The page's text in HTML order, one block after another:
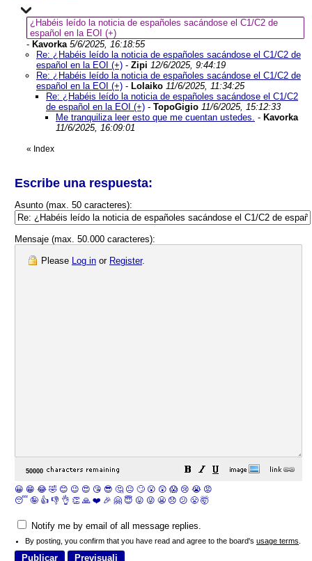
¿Habéis leído la noticia de españoles sacándose el C1/C2 de
español en la EOI (+)
- Kavorka 5/6/2025, 16:18:55
Re: ¿Habéis leído la noticia de españoles sacándose el C1/C2 de
español en la EOI (+) - Zipi 12/6/2025, 9:44:19
Re: ¿Habéis leído la noticia de españoles sacándose el C1/C2 de
español en la EOI (+) - Lolaiko 11/6/2025, 11:34:25
Re: ¿Habéis leído la noticia de españoles sacándose el C1/C2
de español en la EOI (+) - TopoGigio 11/6/2025, 15:12:33
Me tranquiliza leer esto que me cuentan ustedes. - Kavorka
11/6/2025, 16:09:01
« Index
Escribe una respuesta:
Asunto (max. 50 caracteres):
Mensaje (max. 50.000 caracteres):
Please Log in or Register.
😀 😁 😂 🤣 😊 😉 😍 😘 😎 🤔 😐 🙄 😮 😲 😱 😢 😭 😡
😴 🤪 👍 👎 👌 👏 🙏 ❤️ 🎉 🤗 😇 😛 😜 😬 😞 😕 😤 🤯
Notify me by email of all message replies.
By posting, you confirm that you have read and agree to the board's usage terms